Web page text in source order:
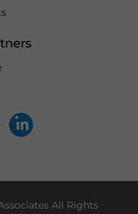
All Rights